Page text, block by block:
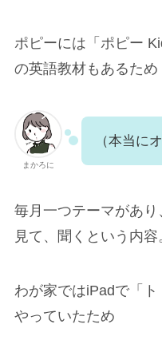
ポピーには「ポピー
の英語教材もあるため
まかろに
（本当に
毎月一つテーマがあ
見て、聞くという内容
わが家ではiPadで「
やっていたため